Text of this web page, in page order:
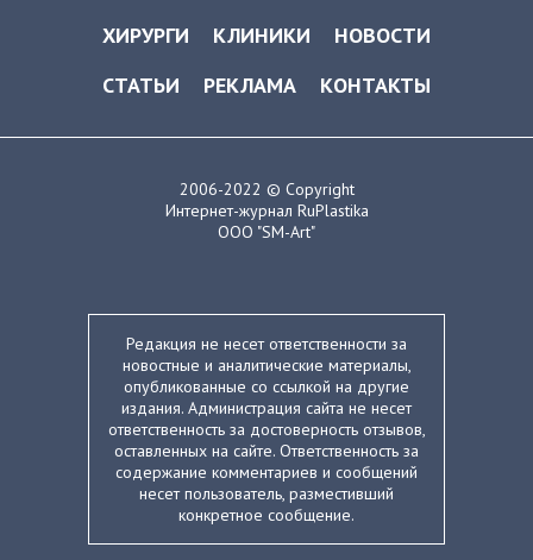
ХИРУРГИ
КЛИНИКИ
НОВОСТИ
СТАТЬИ
РЕКЛАМА КОНТАКТЫ
2006-2022 © Copyright
Интернет-журнал RuPlastika
ООО "SM-Art"
Редакция не несет ответственности за
новостные и аналитические материалы,
опубликованные со ссылкой на другие
издания. Администрация сайта не несет
ответственность за достоверность отзывов,
оставленных на сайте. Ответственность за
содержание комментариев и сообщений
несет пользователь, разместивший
конкретное сообщение.